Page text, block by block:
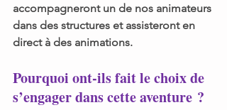
accompagneront un de nos animateurs
dans des structures et assisteront en
direct à des animations.
Pourquoi ont-ils fait le choix de
s’engager dans cette aventure ?